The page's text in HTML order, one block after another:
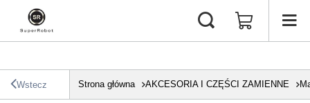
Wstecz Strona główna AKCESORIA I CZĘŚCI ZAMIENNE